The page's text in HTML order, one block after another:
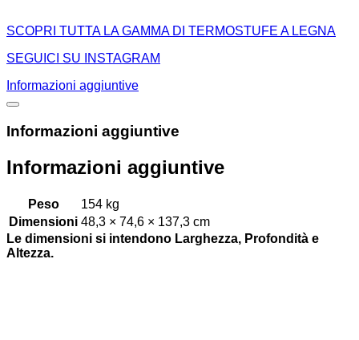
SCOPRI TUTTA LA GAMMA DI TERMOSTUFE A LEGNA
SEGUICI SU INSTAGRAM
Informazioni aggiuntive
Informazioni aggiuntive
Informazioni aggiuntive
Peso
154 kg
Dimensioni 48,3 × 74,6 × 137,3 cm
Le dimensioni si intendono Larghezza, Profondità e
Altezza.